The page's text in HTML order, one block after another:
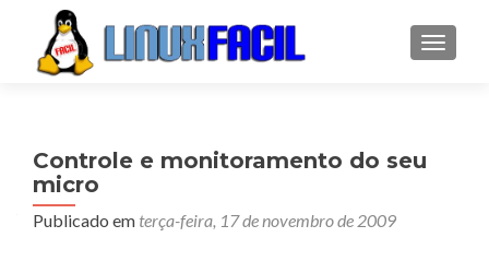
Controle e monitoramento do seu
micro
Publicado em terça-feira, 17 de novembro de 2009